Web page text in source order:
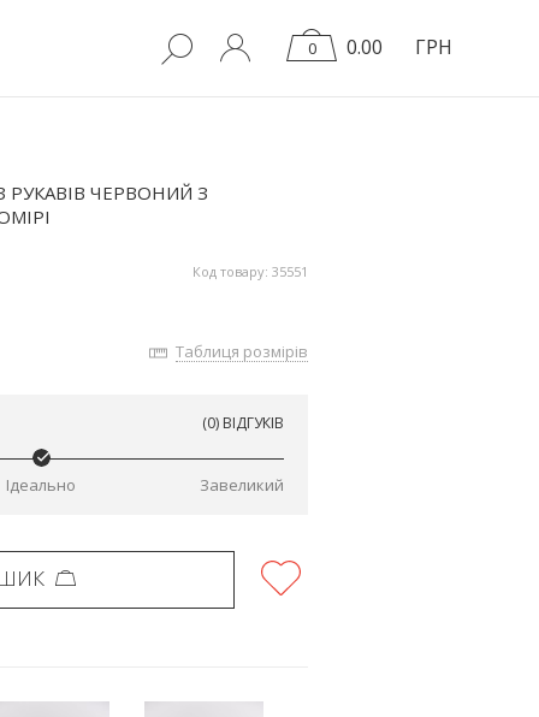
0 0.00 ГРН
ЧЕРВОНИЙ З
Код товару: 35551
Таблиця розмірів
(0) ВІДГУКІВ
Ідеально Завеликий